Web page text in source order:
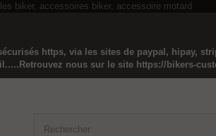
https, via les sites de paypal, hipay,
nous sur le site https://bikers-